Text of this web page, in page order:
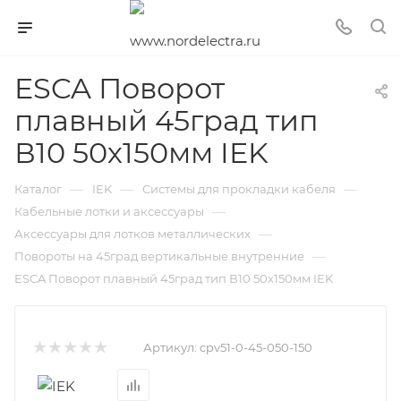
ESCA Поворот
плавный 45град тип
В10 50х150мм IEK
Каталог — IEK — Системы для прокладки кабеля —
Кабельные лотки и аксессуары —
Аксессуары для лотков металлических —
Повороты на 45град вертикальные внутренние —
ESCA Поворот плавный 45град тип В10 50х150мм IEK
Артикул: cpv51-0-45-050-150